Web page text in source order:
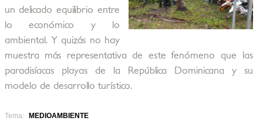
un delicado equilibrio entre
lo económico y lo
ambiental. Y quizás no hay
muestra más representativa de este fenómeno que las
paradisíacas playas de la República Dominicana y su
modelo de desarrollo turístico.
Tema:
MEDIOAMBIENTE